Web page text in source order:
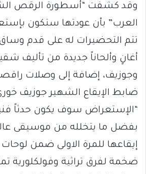
وقد كشفت “أسطورة الرقص
العرب” بأن عودتها ستكون
تتم التحضيرات له على قدم
أغانٍ وألحاناً جديدة من تأليف
وجوزيف، إضافة إلى وصلات
ضابط الإيقاع الشهير جوزيف
“الإستعراض سوف يكون حدثاً فنياً
بفضل ما يتخلله من موسيقى
إيقاعها للمرة الاولى ضمن
ضخمة لفرق تراثية وفولكلورية